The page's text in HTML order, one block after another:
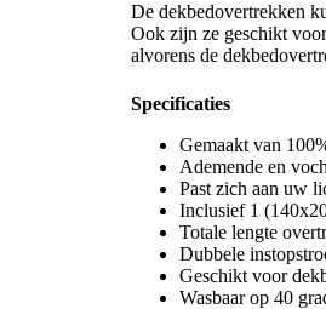
De dekbedovertrekken
Ook zijn ze geschikt
alvorens de
Specificaties
Gemaakt van
Ademende en
Past zich aan uw
Inclusief 1
Totale lengte
Dubbele
Geschikt voor
Wasbaar op 40